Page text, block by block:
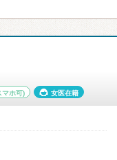
マホ可) 女医在籍